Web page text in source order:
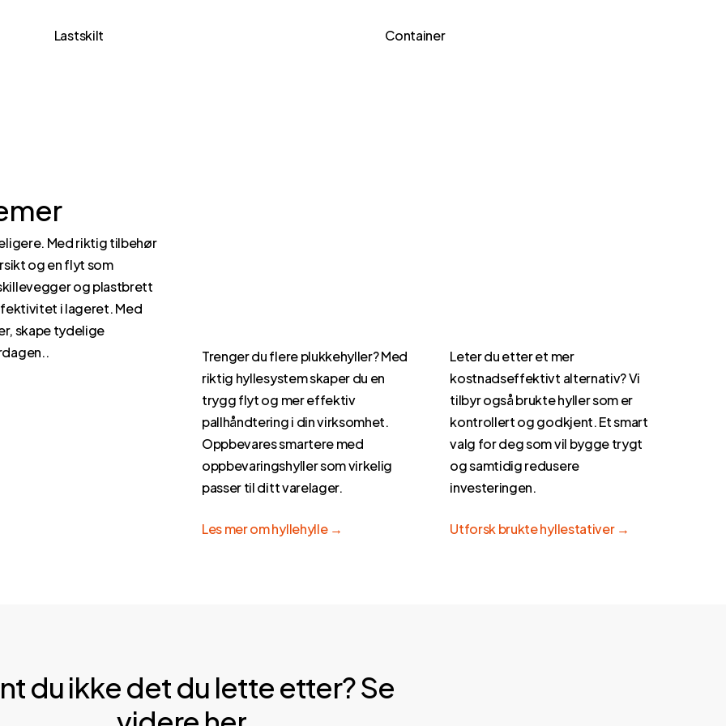
Lastskilt Container
Med riktig tilbehør
og en flyt som
og plastbrett
i lageret. Med
skape tydelige
Trenger du flere plukkehyller? Med
riktig hyllesystem skaper du en
trygg flyt og mer effektiv
pallhåndtering i din virksomhet.
Oppbevares smartere med
oppbevaringshyller som virkelig
passer til ditt varelager.
Les mer om hyllehylle →
Leter du etter et mer
kostnadseffektivt alternativ? Vi
tilbyr også brukte hyller som er
kontrollert og godkjent. Et smart
valg for deg som vil bygge trygt
og samtidig redusere
investeringen.
Utforsk brukte hyllestativer →
duikkedetdu letteetter?Se